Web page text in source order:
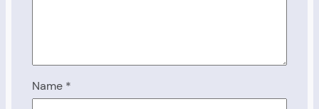
Name *